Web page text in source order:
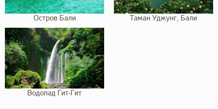
Остров Бали Таман Уджунг, Бали
Водопад Гит-Гит